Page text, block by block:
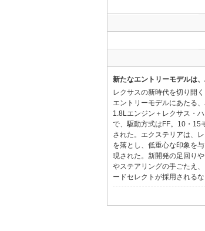
新たなエントリーモデルは
レクサスの新時代を切り開
エントリーモデルにあたる
1.8Lエンジン＋レクサス・
で、駆動方式はFF。10・15
された。エクステリアは、
を落とし、低重心な印象を
現された。新開発の足回り
やステアリングの手ごたえ
ードセレクトが採用される